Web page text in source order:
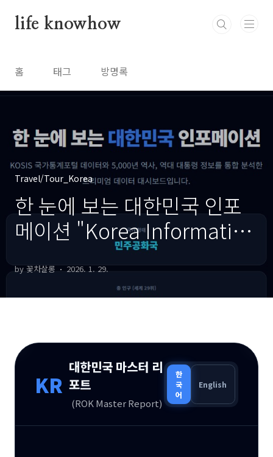
life knowhow
홈 태그 방명록
Travel/Tour_Korea
한 눈에 보는 대한민국 인포
메이션 "Korea Information
at a Glance" [KO/EN]
by 꽃차살롱 2026. 1. 29.
KR
대한민국 마스터 리
포트
(ROK Master Report)
한
국
어
English